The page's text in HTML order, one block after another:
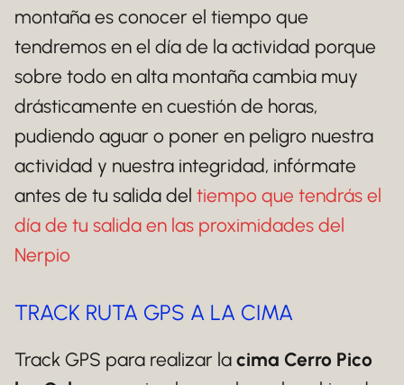
montaña es conocer el tiempo que
tendremos en el día de la actividad porque
sobre todo en alta montaña cambia muy
drásticamente en cuestión de horas,
pudiendo aguar o poner en peligro nuestra
actividad y nuestra integridad, infórmate
antes de tu salida del tiempo que tendrás el
día de tu salida en las proximidades del
Nerpio
TRACK RUTA GPS A LA CIMA
Track GPS para realizar la cima Cerro Pico